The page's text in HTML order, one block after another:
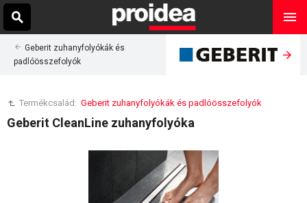
Geberit zuhanyfolyókák és
padlóösszefolyók
Termékcsalád: Geberit zuhanyfolyókák és padlóösszefolyók
Geberit CleanLine zuhanyfolyóka